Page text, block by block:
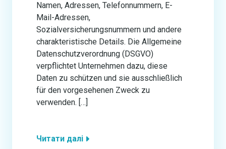
Namen, Adressen, Telefonnummern, E-
Mail-Adressen,
Sozialversicherungsnummern und andere
charakteristische Details. Die Allgemeine
Datenschutzverordnung (DSGVO)
verpflichtet Unternehmen dazu, diese
Daten zu schützen und sie ausschließlich
für den vorgesehenen Zweck zu
verwenden. […]
Читати далі